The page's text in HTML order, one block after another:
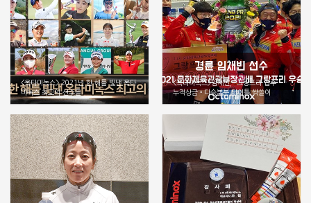
<옥타미녹스> 2021년 한 해를 빛낸 옥타
미녹스 최고의 선수들
<옥타미녹스>임채빈, “그랑프리 접수” …
누적상금•다승부분 타이틀 싹쓸이